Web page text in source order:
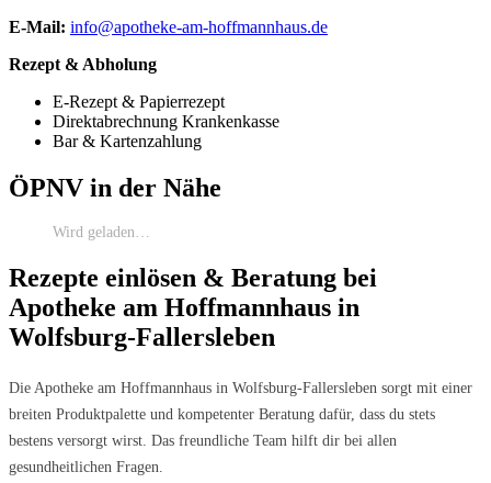
E-Mail: info@apotheke-am-hoffmannhaus.de
Rezept & Abholung
E-Rezept & Papierrezept
Direktabrechnung Krankenkasse
Bar & Kartenzahlung
ÖPNV in der Nähe
Wird geladen…
Rezepte einlösen & Beratung bei
Apotheke am Hoffmannhaus in
Wolfsburg-Fallersleben
Die Apotheke am Hoffmannhaus in Wolfsburg-Fallersleben sorgt mit einer
breiten Produktpalette und kompetenter Beratung dafür, dass du stets
bestens versorgt wirst. Das freundliche Team hilft dir bei allen
gesundheitlichen Fragen.